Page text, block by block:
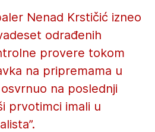
Nenad Krstičić izneo
odrađenih
provere tokom
na pripremama u
na poslednji
prvotimci imali u